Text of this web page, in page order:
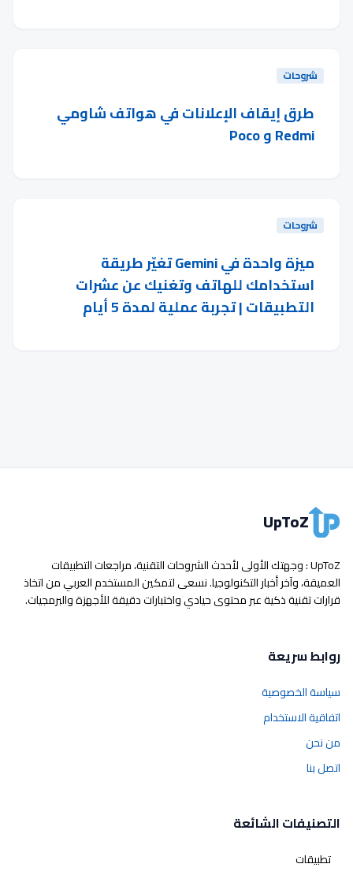
شروحات
طرق إيقاف الإعلانات في هواتف شاومي
Redmi و Poco
شروحات
ميزة واحدة في Gemini تغيّر طريقة
استخدامك للهاتف وتغنيك عن عشرات
التطبيقات | تجربة عملية لمدة 5 أيام
UpToZ
UpToZ : وجهتك الأولى لأحدث الشروحات التقنية، مراجعات التطبيقات
العميقة، وآخر أخبار التكنولوجيا. نسعى لتمكين المستخدم العربي من اتخاذ
قرارات تقنية ذكية عبر محتوى حيادي واختبارات دقيقة للأجهزة والبرمجيات.
روابط سريعة
سياسة الخصوصية
اتفاقية الاستخدام
من نحن
اتصل بنا
التصنيفات الشائعة
تطبيقات